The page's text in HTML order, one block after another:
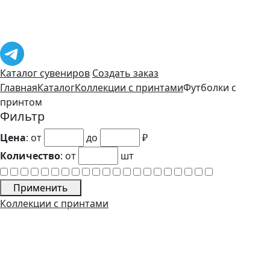
Каталог сувениров Создать заказ
ГлавнаяКаталогКоллекции с принтамиФутболки с
принтом
Фильтр
Цена: от до
₽
Количество: от шт
Применить
Коллекции с принтами